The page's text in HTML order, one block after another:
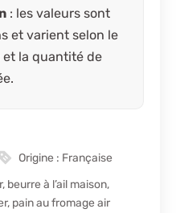
: les valeurs sont
et varient selon le
et la quantité de
Origine : Française
beurre à l’ail maison,
pain au fromage air